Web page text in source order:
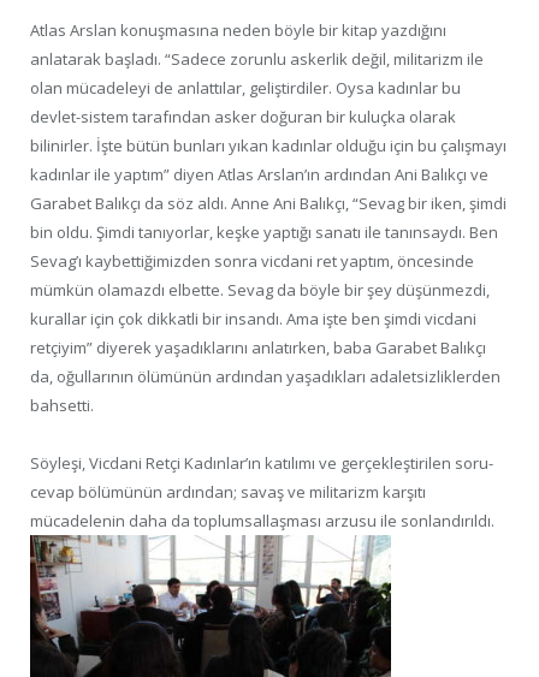
Atlas Arslan konuşmasına neden böyle bir kitap yazdığını
anlatarak başladı. “Sadece zorunlu askerlik değil, militarizm ile
olan mücadeleyi de anlattılar, geliştirdiler. Oysa kadınlar bu
devlet-sistem tarafından asker doğuran bir kuluçka olarak
bilinirler. İşte bütün bunları yıkan kadınlar olduğu için bu çalışmayı
kadınlar ile yaptım” diyen Atlas Arslan’ın ardından Ani Balıkçı ve
Garabet Balıkçı da söz aldı. Anne Ani Balıkçı, “Sevag bir iken, şimdi
bin oldu. Şimdi tanıyorlar, keşke yaptığı sanatı ile tanınsaydı. Ben
Sevag’ı kaybettiğimizden sonra vicdani ret yaptım, öncesinde
mümkün olamazdı elbette. Sevag da böyle bir şey düşünmezdi,
kurallar için çok dikkatli bir insandı. Ama işte ben şimdi vicdani
retçiyim” diyerek yaşadıklarını anlatırken, baba Garabet Balıkçı
da, oğullarının ölümünün ardından yaşadıkları adaletsizliklerden
bahsetti.
Söyleşi, Vicdani Retçi Kadınlar’ın katılımı ve gerçekleştirilen soru-
cevap bölümünün ardından; savaş ve militarizm karşıtı
mücadelenin daha da toplumsallaşması arzusu ile sonlandırıldı.